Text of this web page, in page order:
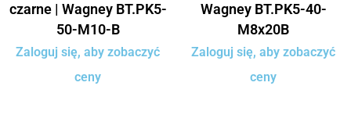
czarne | Wagney BT.PK5-
50-M10-B
Zaloguj się, aby zobaczyć
ceny
Wagney BT.PK5-40-
M8x20B
Zaloguj się, aby zobaczyć
ceny